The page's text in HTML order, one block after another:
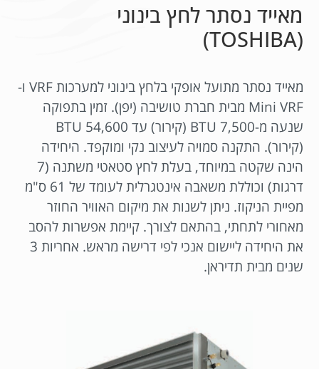
מאייד נסתר לחץ בינוני
(TOSHIBA)
מאייד נסתר מתועל אופקי בלחץ בינוני למערכות VRF ו-
Mini VRF מבית חברת טושיבה (יפן). זמין בתפוקה
שנעה מ-7,500 BTU (קירור) עד 54,600 BTU
(קירור). התקנה סמויה לעיצוב נקי ומוקפד. היחידה
הינה שקטה במיוחד, בעלת לחץ סטאטי משתנה (7
דרגות) וכוללת משאבה אינטגרלית לעומד של 61 ס"מ
מפיית הניקוז. ניתן לשנות את מיקום האוויר החוזר
מאחורי לתחתי, בהתאם לצורך. קיימת אפשרות להסב
את היחידה ליישום אנכי לפי דרישה מראש. אחריות 3
שנים מבית תדיראן.